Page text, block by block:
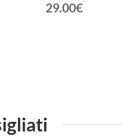
29.00€